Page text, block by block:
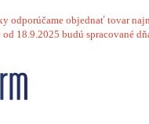
odporúčame objednať tovar
18.9.2025 budú spracované